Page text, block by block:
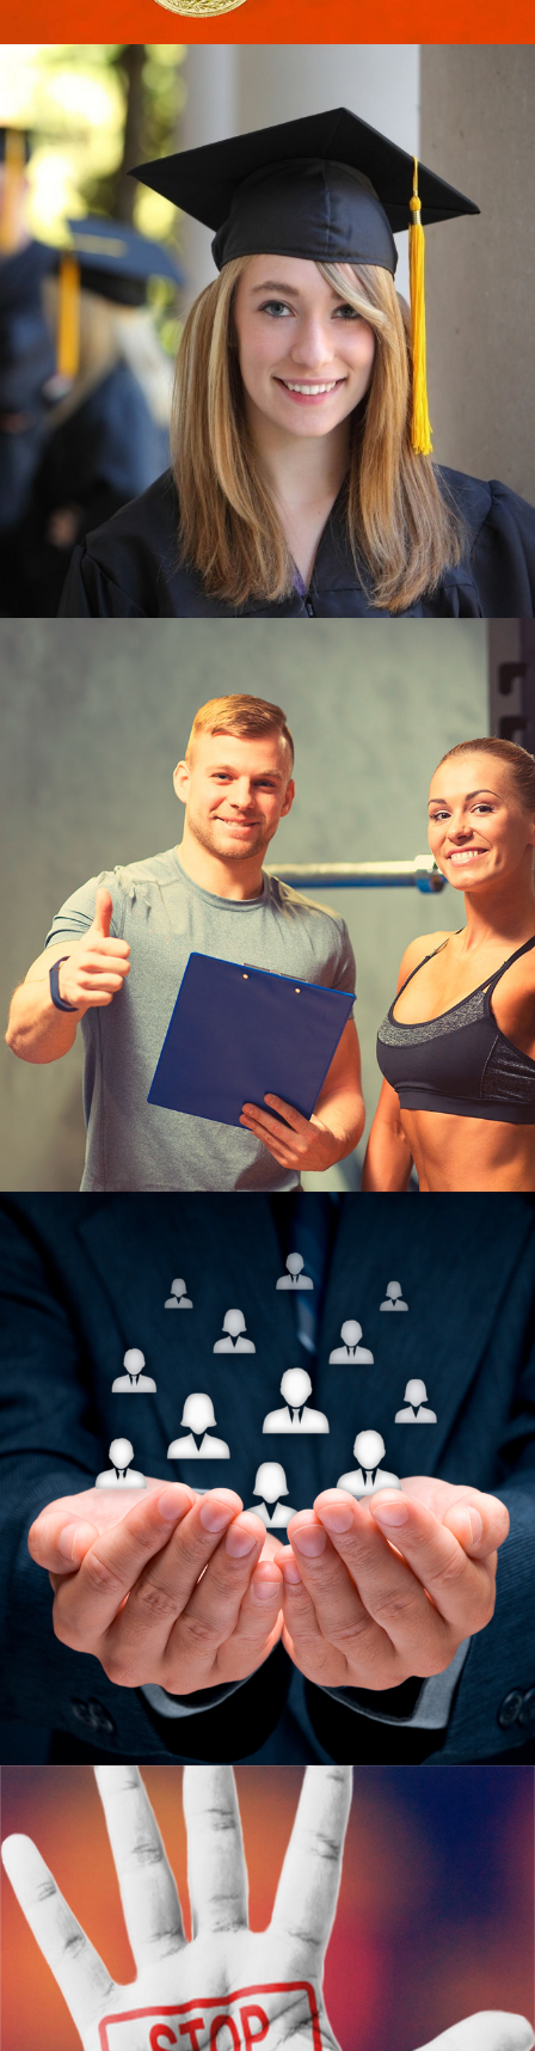
ЛУЧШИЕ УЧЕБНЫЕ ДОСТИЖЕНИЯ
Узнать больше
ЮКИОР
ПРОФЕССИОНАЛЬНЫЙ
ТРЕНЕРСКИЙ СОСТАВ
Узнать больше
ЮКИОР
ОТДЕЛ ПО ОЛИМПИЙСКИМ И
НЕОЛИМПИЙСКИМ ВИДАМ
СПОРТА
Узнать больше
ЮКИОР
АНТИДОПИНГОВОЕ
ОБЕСПЕЧЕНИЕ